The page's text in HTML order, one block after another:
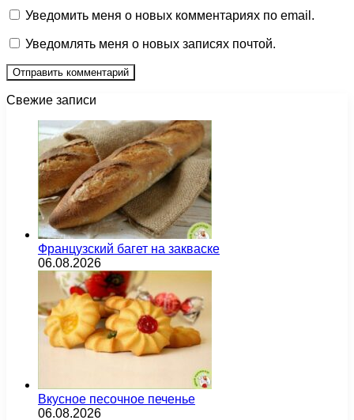
Уведомить меня о новых комментариях по email.
Уведомлять меня о новых записях почтой.
Свежие записи
Французский багет на закваске
06.08.2026
Вкусное песочное печенье
06.08.2026